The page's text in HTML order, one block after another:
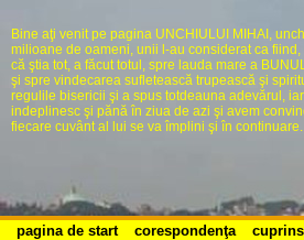
Bine aţi venit pe pagina UNCHIULUI MIHAI,
milioane de oameni, unii l-au considerat ca
că ştia tot, a făcut totul, spre lauda mare a
şi spre vindecarea sufletească trupească şi
regulile bisericii şi a spus totdeauna adevărul,
indeplinesc şi pănă în ziua de azi şi avem
fiecare cuvânt al lui se va împlini şi în continuare.
pagina de start corespondenţa cuprins